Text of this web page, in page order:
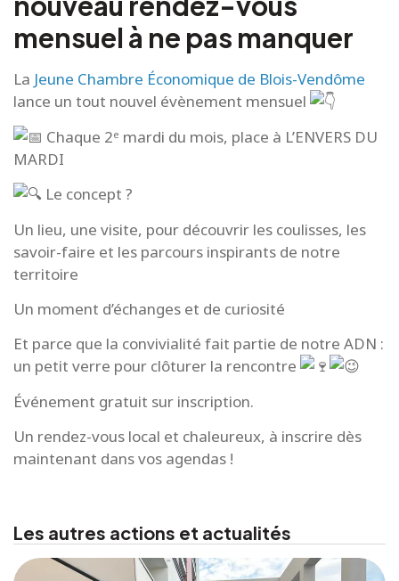
mensuel à ne pas manquer
La Jeune Chambre Économique de Blois-Vendôme
lance un tout nouvel évènement mensuel
Chaque 2ᵉ mardi du mois, place à L’ENVERS DU
MARDI
Le concept ?
Un lieu, une visite, pour découvrir les coulisses, les
savoir-faire et les parcours inspirants de notre
territoire
Un moment d’échanges et de curiosité
Et parce que la convivialité fait partie de notre ADN :
un petit verre pour clôturer la rencontre
Événement gratuit sur inscription.
Un rendez-vous local et chaleureux, à inscrire dès
maintenant dans vos agendas !
Les autres actions et actualités